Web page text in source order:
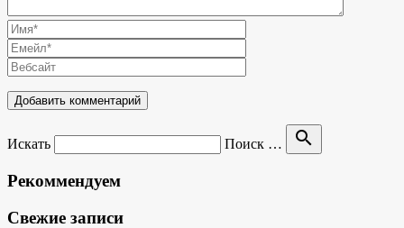
Искать Поиск … search
Рекоммендуем
Свежие записи